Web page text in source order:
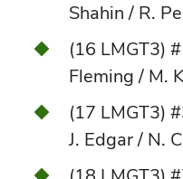
Shahin / R.
(16 LMGT3)
Fleming / M.
(17 LMGT3)
J. Edgar / N.